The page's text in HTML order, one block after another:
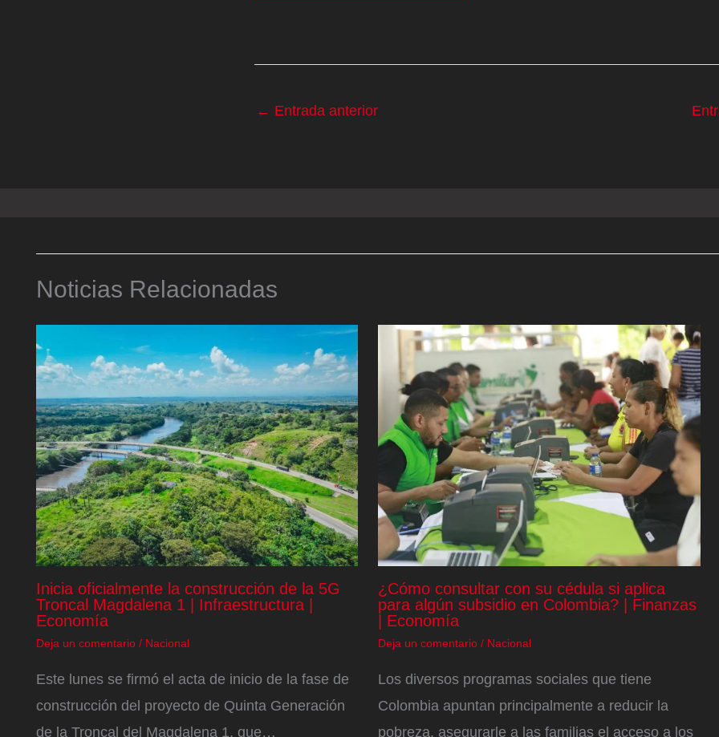
← Entrada anterior
Noticias Relacionadas
Inicia oficialmente la construcción de la 5G
Troncal Magdalena 1 | Infraestructura |
Economía
Deja un comentario / Nacional
Este lunes se firmó el acta de inicio de la fase de
construcción del proyecto de Quinta Generación
de la Troncal del Magdalena 1, que…
¿Cómo consultar con su cédula si aplica
para algún subsidio en Colombia? | Finanzas
| Economía
Deja un comentario / Nacional
Los diversos programas sociales que tiene
Colombia apuntan principalmente a reducir la
pobreza, asegurarle a las familias el acceso a los